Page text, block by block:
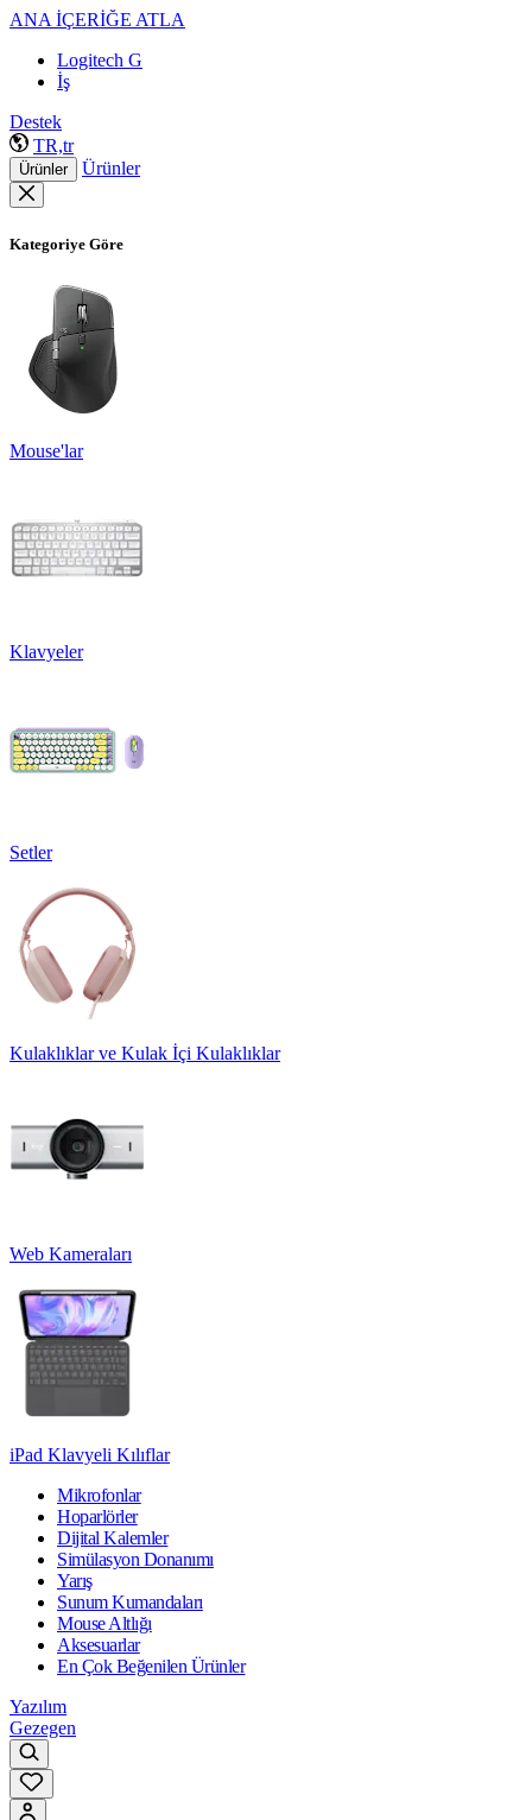
ANA İÇERİĞE ATLA
Logitech G
İş
Destek
TR,tr
Ürünler Ürünler
Kategoriye Göre
Mouse'lar
Klavyeler
Setler
Kulaklıklar ve Kulak İçi Kulaklıklar
Web Kameraları
iPad Klavyeli Kılıflar
Mikrofonlar
Hoparlörler
Dijital Kalemler
Simülasyon Donanımı
Yarış
Sunum Kumandaları
Mouse Altlığı
Aksesuarlar
En Çok Beğenilen Ürünler
Yazılım
Gezegen